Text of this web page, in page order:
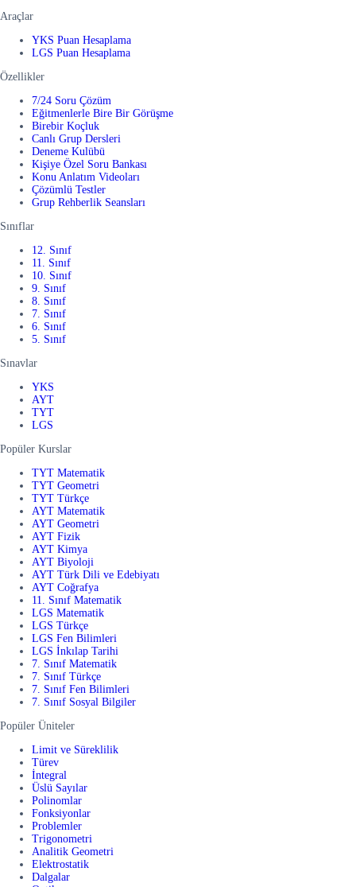
Araçlar
YKS Puan Hesaplama
LGS Puan Hesaplama
Özellikler
7/24 Soru Çözüm
Eğitmenlerle Bire Bir Görüşme
Birebir Koçluk
Canlı Grup Dersleri
Deneme Kulübü
Kişiye Özel Soru Bankası
Konu Anlatım Videoları
Çözümlü Testler
Grup Rehberlik Seansları
Sınıflar
12. Sınıf
11. Sınıf
10. Sınıf
9. Sınıf
8. Sınıf
7. Sınıf
6. Sınıf
5. Sınıf
Sınavlar
YKS
AYT
TYT
LGS
Popüler Kurslar
TYT Matematik
TYT Geometri
TYT Türkçe
AYT Matematik
AYT Geometri
AYT Fizik
AYT Kimya
AYT Biyoloji
AYT Türk Dili ve Edebiyatı
AYT Coğrafya
11. Sınıf Matematik
LGS Matematik
LGS Türkçe
LGS Fen Bilimleri
LGS İnkılap Tarihi
7. Sınıf Matematik
7. Sınıf Türkçe
7. Sınıf Fen Bilimleri
7. Sınıf Sosyal Bilgiler
Popüler Üniteler
Limit ve Süreklilik
Türev
İntegral
Üslü Sayılar
Polinomlar
Fonksiyonlar
Problemler
Trigonometri
Analitik Geometri
Elektrostatik
Dalgalar